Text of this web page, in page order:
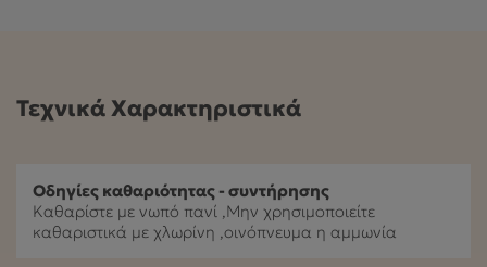
Τεχνικά Χαρακτηριστικά
Οδηγίες καθαριότητας - συντήρησης
Καθαρίστε με νωπό πανί ,Μην χρησιμοποιείτε
καθαριστικά με χλωρίνη ,οινόπνευμα η αμμωνία